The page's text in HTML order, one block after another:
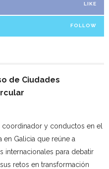
LIKE
FOLLOW
de Ciudades
y conductos en el
en Galicia que reúne a
internacionales para debatir
retos en transformación